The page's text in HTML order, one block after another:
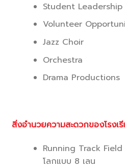
Student
Volunteer
Jazz Choir
Orchestra
Drama Productions
สิ่งอำนวยความสะดวกของโรงเ
Running Track
โลกแบบ 8 เลน